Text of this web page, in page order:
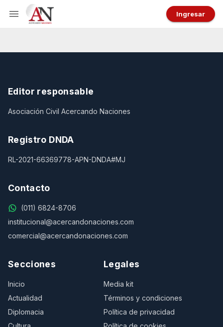
Ingresar
Editor responsable
Asociación Civil Acercando Naciones
Registro DNDA
RL-2021-66369778-APN-DNDA#MJ
Contacto
(011) 6824-8706
institucional@acercandonaciones.com
comercial@acercandonaciones.com
Secciones
Inicio
Actualidad
Diplomacia
Legales
Media kit
Términos y condiciones
Política de privacidad